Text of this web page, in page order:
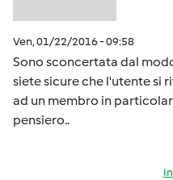
Ven, 01/22/2016 - 09:58
Sono sconcertata dal
siete sicure che l'utente si
ad un membro in
pensiero..